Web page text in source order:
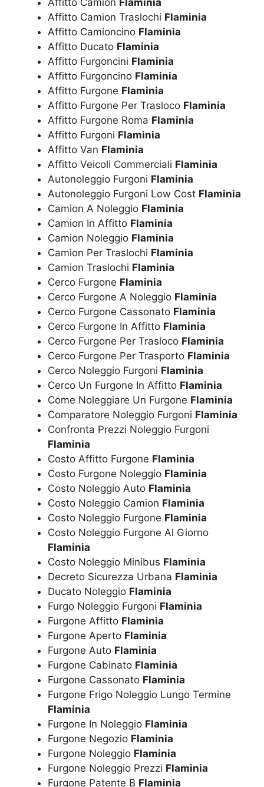
Affitto Camion Traslochi Flaminia
Affitto Camioncino Flaminia
Affitto Ducato Flaminia
Affitto Furgoncini Flaminia
Affitto Furgoncino Flaminia
Affitto Furgone Flaminia
Affitto Furgone Per Trasloco Flaminia
Affitto Furgone Roma Flaminia
Affitto Furgoni Flaminia
Affitto Van Flaminia
Affitto Veicoli Commerciali Flaminia
Autonoleggio Furgoni Flaminia
Autonoleggio Furgoni Low Cost Flaminia
Camion A Noleggio Flaminia
Camion In Affitto Flaminia
Camion Noleggio Flaminia
Camion Per Traslochi Flaminia
Camion Traslochi Flaminia
Cerco Furgone Flaminia
Cerco Furgone A Noleggio Flaminia
Cerco Furgone Cassonato Flaminia
Cerco Furgone In Affitto Flaminia
Cerco Furgone Per Trasloco Flaminia
Cerco Furgone Per Trasporto Flaminia
Cerco Noleggio Furgoni Flaminia
Cerco Un Furgone In Affitto Flaminia
Come Noleggiare Un Furgone Flaminia
Comparatore Noleggio Furgoni Flaminia
Confronta Prezzi Noleggio Furgoni
Flaminia
Costo Affitto Furgone Flaminia
Costo Furgone Noleggio Flaminia
Costo Noleggio Auto Flaminia
Costo Noleggio Camion Flaminia
Costo Noleggio Furgone Flaminia
Costo Noleggio Furgone Al Giorno
Flaminia
Costo Noleggio Minibus Flaminia
Decreto Sicurezza Urbana Flaminia
Ducato Noleggio Flaminia
Furgo Noleggio Furgoni Flaminia
Furgone Affitto Flaminia
Furgone Aperto Flaminia
Furgone Auto Flaminia
Furgone Cabinato Flaminia
Furgone Cassonato Flaminia
Furgone Frigo Noleggio Lungo Termine
Flaminia
Furgone In Noleggio Flaminia
Furgone Negozio Flaminia
Furgone Noleggio Flaminia
Furgone Noleggio Prezzi Flaminia
Furgone Patente B Flaminia